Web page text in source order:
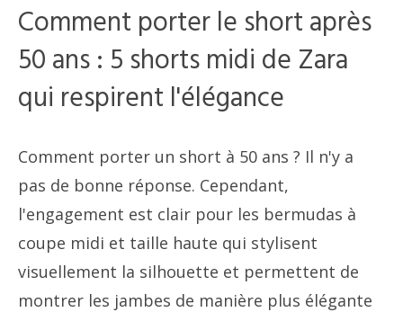
Comment porter le short après
50 ans : 5 shorts midi de Zara
qui respirent l'élégance
Comment porter un short à 50 ans ? Il n'y a
pas de bonne réponse. Cependant,
l'engagement est clair pour les bermudas à
coupe midi et taille haute qui stylisent
visuellement la silhouette et permettent de
montrer les jambes de manière plus élégante